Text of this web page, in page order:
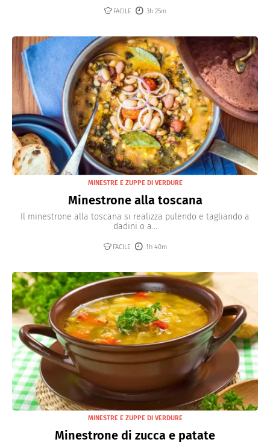
FACILE 3h 25m
MINESTRE E ZUPPE DI VERDURE
Minestrone alla toscana
Il minestrone alla toscana si realizza pulendo e tagliando a
dadini o a...
FACILE 1h 40m
MINESTRE E ZUPPE DI VERDURE
Minestrone di zucca e patate